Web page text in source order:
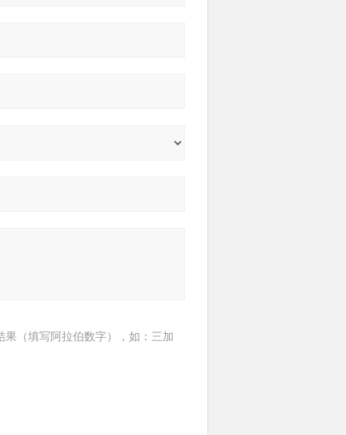
果（填写阿拉伯数字），如：三加